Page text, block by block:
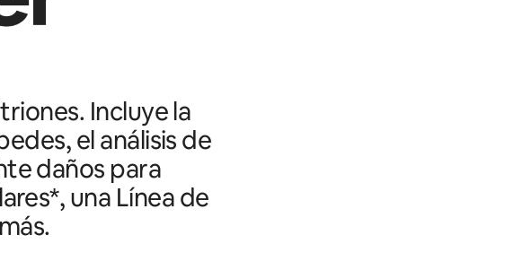
Incluye la
el análisis de
daños para
una Línea de